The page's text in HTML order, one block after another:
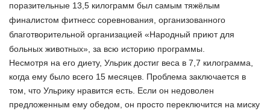
поразительные 13,5 килограмм был самым тяжёлым
финалистом фитнесс соревнования, организованного
благотворительной организацией «Народный приют для
больных животных», за всю историю программы.
Несмотря на его диету, Ульрик достиг веса в 7,7 килограмма,
когда ему было всего 15 месяцев. Проблема заключается в
том, что Ульрику нравится есть. Если он недоволен
предложенным ему обедом, он просто переключится на миску